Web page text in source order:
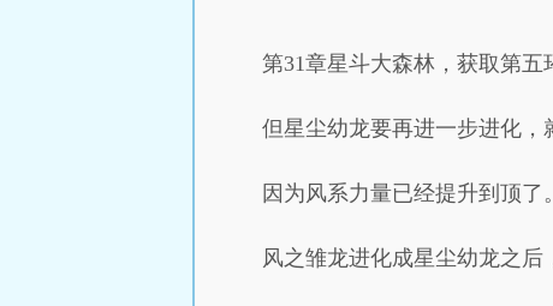
第31章星斗大森林，获取第五
但星尘幼龙要再进一步进化，
因为风系力量已经提升到顶了。
风之雏龙进化成星尘幼龙之后